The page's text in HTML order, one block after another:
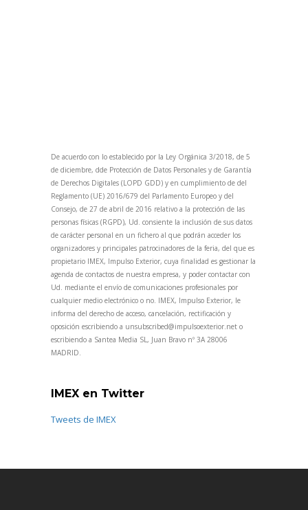
De acuerdo con lo establecido por la Ley Orgánica 3/2018, de 5
de diciembre, dde Protección de Datos Personales y de Garantía
de Derechos Digitales (LOPD GDD) y en cumplimiento de del
Reglamento (UE) 2016/679 del Parlamento Europeo y del
Consejo, de 27 de abril de 2016 relativo a la protección de las
personas físicas (RGPD), Ud. consiente la inclusión de sus datos
de carácter personal en un fichero al que podrán acceder los
organizadores y principales patrocinadores de la feria, del que es
propietario IMEX, Impulso Exterior, cuya finalidad es gestionar la
agenda de contactos de nuestra empresa, y poder contactar con
Ud. mediante el envío de comunicaciones profesionales por
cualquier medio electrónico o no. IMEX, Impulso Exterior, le
informa del derecho de acceso, cancelación, rectificación y
oposición escribiendo a unsubscribed@impulsoexterior.net o
escribiendo a Santea Media SL, Juan Bravo nº 3A 28006
MADRID.
IMEX en Twitter
Tweets de IMEX